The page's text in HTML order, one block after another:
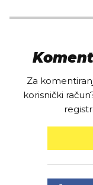
Za
korisnički